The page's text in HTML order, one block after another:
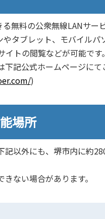
無料の公衆無線LANサービ
タブレット、モバイル
トの閲覧などが可能です。
記公式ホームページにて
)
場所
以外にも、堺市内に約
ない場合があります。